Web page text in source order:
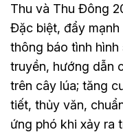
Thu và Thu Đông
Đặc biệt, đẩy
thông báo tình
truyền, hướng dẫn
trên cây lúa; tăng
tiết, thủy văn,
ứng phó khi xảy ra